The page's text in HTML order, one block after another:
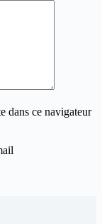
dans ce navigateur